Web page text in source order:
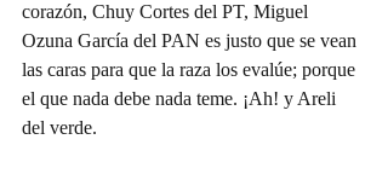
corazón, Chuy Cortes del PT, Miguel
Ozuna García del PAN es justo que se vean
las caras para que la raza los evalúe; porque
el que nada debe nada teme. ¡Ah! y Areli
del verde.